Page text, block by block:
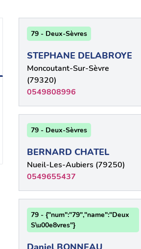
79 - Deux-Sèvres
STEPHANE DELABROYE
Moncoutant-Sur-Sèvre
(79320)
0549808996
79 - Deux-Sèvres
BERNARD CHATEL
Nueil-Les-Aubiers (79250)
0549655437
79 - {"num":"79","name":"Deux
S\u00e8vres"}